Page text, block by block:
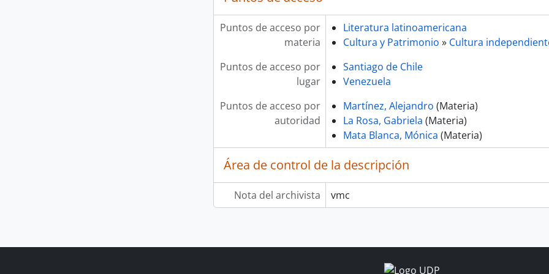
Puntos de acceso por
materia
Literatura latinoamericana
Cultura y Patrimonio » Cultura
Puntos de acceso por
lugar
Santiago de Chile
Venezuela
Puntos de acceso por
autoridad
Martínez, Alejandro (Materia)
La Rosa, Gabriela (Materia)
Mata Blanca, Mónica (Materia)
Área de control de la descripción
Nota del archivista vmc